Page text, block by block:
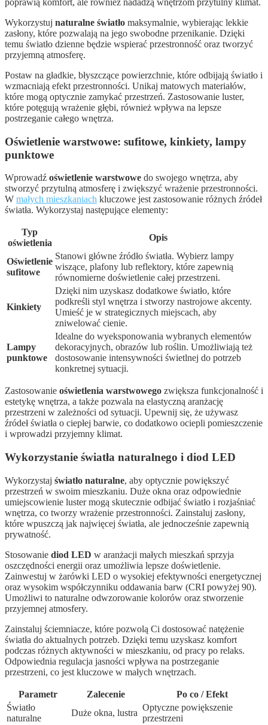
Wykorzystuj naturalne światło maksymalnie, wybierając lekkie
zasłony, które pozwalają na jego swobodne przenikanie. Dzięki
temu światło dzienne będzie wspierać przestronność oraz tworzyć
przyjemną atmosferę.
Postaw na gładkie, błyszczące powierzchnie, które odbijają światło i
wzmacniają efekt przestronności. Unikaj matowych materiałów,
które mogą optycznie zamykać przestrzeń. Zastosowanie luster,
które potęgują wrażenie głębi, również wpływa na lepsze
postrzeganie całego wnętrza.
Oświetlenie warstwowe: sufitowe, kinkiety, lampy
punktowe
Wprowadź oświetlenie warstwowe do swojego wnętrza, aby
stworzyć przytulną atmosferę i zwiększyć wrażenie przestronności.
W małych mieszkaniach kluczowe jest zastosowanie różnych źródeł
światła. Wykorzystaj następujące elementy:
Typ
oświetlenia
Opis
Oświetlenie
sufitowe
Stanowi główne źródło światła. Wybierz lampy
wiszące, plafony lub reflektory, które zapewnią
równomierne doświetlenie całej przestrzeni.
Kinkiety
Dzięki nim uzyskasz dodatkowe światło, które
podkreśli styl wnętrza i stworzy nastrojowe akcenty.
Umieść je w strategicznych miejscach, aby
zniwelować cienie.
Lampy
punktowe
Idealne do wyeksponowania wybranych elementów
dekoracyjnych, obrazów lub roślin. Umożliwiają też
dostosowanie intensywności świetlnej do potrzeb
konkretnej sytuacji.
Zastosowanie oświetlenia warstwowego zwiększa funkcjonalność i
estetykę wnętrza, a także pozwala na elastyczną aranżację
przestrzeni w zależności od sytuacji. Upewnij się, że używasz
źródeł światła o ciepłej barwie, co dodatkowo ociepli pomieszczenie
i wprowadzi przyjemny klimat.
Wykorzystanie światła naturalnego i diod LED
Wykorzystaj światło naturalne, aby optycznie powiększyć
przestrzeń w swoim mieszkaniu. Duże okna oraz odpowiednie
umiejscowienie luster mogą skutecznie odbijać światło i rozjaśniać
wnętrza, co tworzy wrażenie przestronności. Zainstaluj zasłony,
które wpuszczą jak najwięcej światła, ale jednocześnie zapewnią
prywatność.
Stosowanie diod LED w aranżacji małych mieszkań sprzyja
oszczędności energii oraz umożliwia lepsze doświetlenie.
Zainwestuj w żarówki LED o wysokiej efektywności energetycznej
oraz wysokim współczynniku oddawania barw (CRI powyżej 90).
Umożliwi to naturalne odwzorowanie kolorów oraz stworzenie
przyjemnej atmosfery.
Zainstaluj ściemniacze, które pozwolą Ci dostosować natężenie
światła do aktualnych potrzeb. Dzięki temu uzyskasz komfort
podczas różnych aktywności w mieszkaniu, od pracy po relaks.
Odpowiednia regulacja jasności wpływa na postrzeganie
przestrzeni, co jest kluczowe w małych wnętrzach.
Parametr Zalecenie
Po co / Efekt
Światło
naturalne
Duże okna, lustra
Optyczne powiększenie
przestrzeni